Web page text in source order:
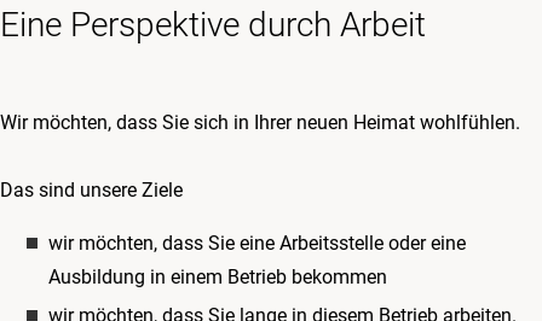
Eine Perspektive durch Arbeit
Wir möchten, dass Sie sich in Ihrer neuen Heimat wohlfühlen.
Das sind unsere Ziele
wir möchten, dass Sie eine Arbeitsstelle oder eine
Ausbildung in einem Betrieb bekommen
wir möchten, dass Sie lange in diesem Betrieb arbeiten.